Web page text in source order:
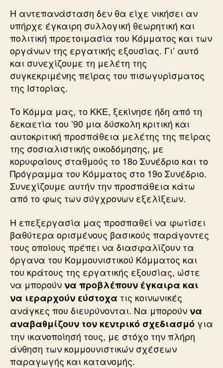
Η αντεπανάσταση δεν θα είχε νικήσει αν
υπήρχε έγκαιρη συλλογική θεωρητική και
πολιτική προετοιμασία του Κόμματος και των
οργάνων της εργατικής εξουσίας. Γι’ αυτό
και συνεχίζουμε τη μελέτη της
συγκεκριμένης πείρας του πισωγυρίσματος
της Ιστορίας.
Το Κόμμα μας, το ΚΚΕ, ξεκίνησε ήδη από τη
δεκαετία του ’90 μια δύσκολη κριτική και
αυτοκριτική προσπάθεια μελέτης της πείρας
της σοσιαλιστικής οικοδόμησης, με
κορυφαίους σταθμούς το 18ο Συνέδριο και το
Πρόγραμμα του Κόμματος στο 19ο Συνέδριο.
Συνεχίζουμε αυτήν την προσπάθεια κάτω
από το φως των σύγχρονων εξελίξεων.
Η επεξεργασία μας προσπαθεί να φωτίσει
βαθύτερα ορισμένους βασικούς παράγοντες
τους οποίους πρέπει να διασφαλίζουν τα
όργανα του Κομμουνιστικού Κόμματος και
του κράτους της εργατικής εξουσίας, ώστε
να μπορούννα προβλέπουν έγκαιρα και
να ιεραρχούν εύστοχα τις κοινωνικές
ανάγκες που διευρύνονται. Να μπορούννα
αναβαθμίζουν τον κεντρικό σχεδιασμό για
την ικανοποίησή τους, με στόχο την πλήρη
άνθηση των κομμουνιστικών σχέσεων
παραγωγής και κατανομής.